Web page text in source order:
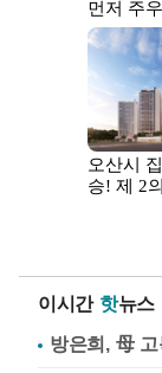
이시간 핫뉴스
방은희, 母